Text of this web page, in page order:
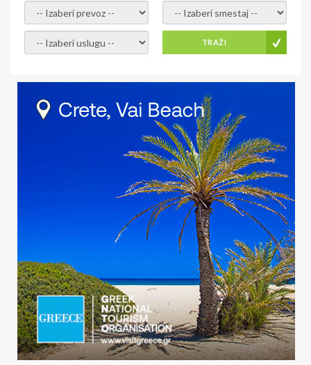
- izaberi prevoz - - Izaberite smestaj -
- Izaberite uslugu - TRAŽI